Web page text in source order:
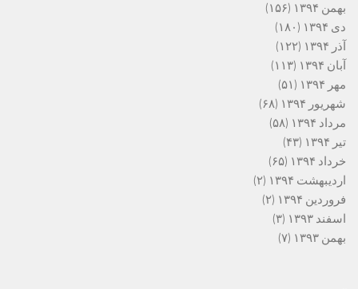
بهمن ۱۳۹۴
(۱۵۶)
دی ۱۳۹۴
(۱۸۰)
آذر ۱۳۹۴
(۱۲۲)
آبان ۱۳۹۴
(۱۱۳)
مهر ۱۳۹۴
(۵۱)
شهریور ۱۳۹۴
(۶۸)
مرداد ۱۳۹۴
(۵۸)
تیر ۱۳۹۴
(۴۳)
خرداد ۱۳۹۴
(۶۵)
اردیبهشت ۱۳۹۴
(۲)
فروردین ۱۳۹۴
(۲)
اسفند ۱۳۹۳
(۳)
بهمن ۱۳۹۳
(۷)